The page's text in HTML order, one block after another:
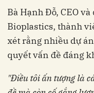
Bà Hạnh Đỗ, CEO
Bioplastics, thành
xét rằng nhiều dự
quyết vấn đề đáng
"Điều tôiấn tượnglà